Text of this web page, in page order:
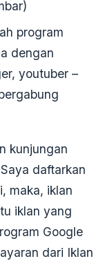
program
dengan
youtuber –
kunjungan
daftarkan
maka, iklan
iklan yang
Google
dari Iklan